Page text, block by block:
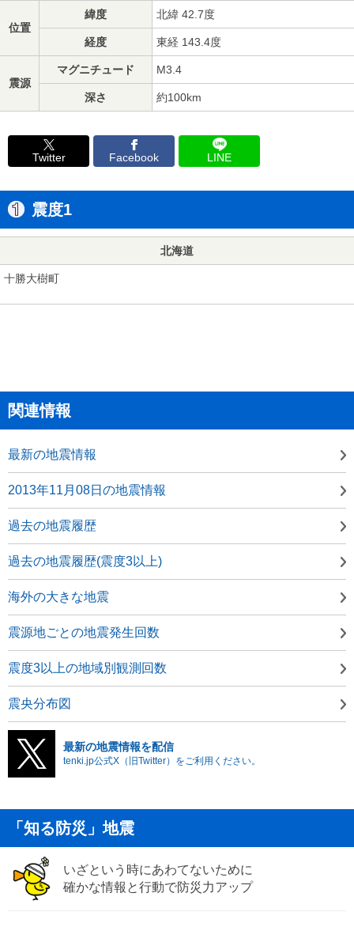
位置
緯度 北緯 42.7度
経度 東経 143.4度
震源
マグニチュード M3.4
深さ 約100km
Twitter Facebook LINE
震度1
北海道
十勝大樹町
関連情報
最新の地震情報
2013年11月08日の地震情報
過去の地震履歴
過去の地震履歴(震度3以上)
海外の大きな地震
震源地ごとの地震発生回数
震度3以上の地域別観測回数
震央分布図
最新の地震情報を配信
tenki.jp公式X（旧Twitter）をご利用ください。
「知る防災」地震
いざという時にあわてないために
確かな情報と行動で防災力アップ